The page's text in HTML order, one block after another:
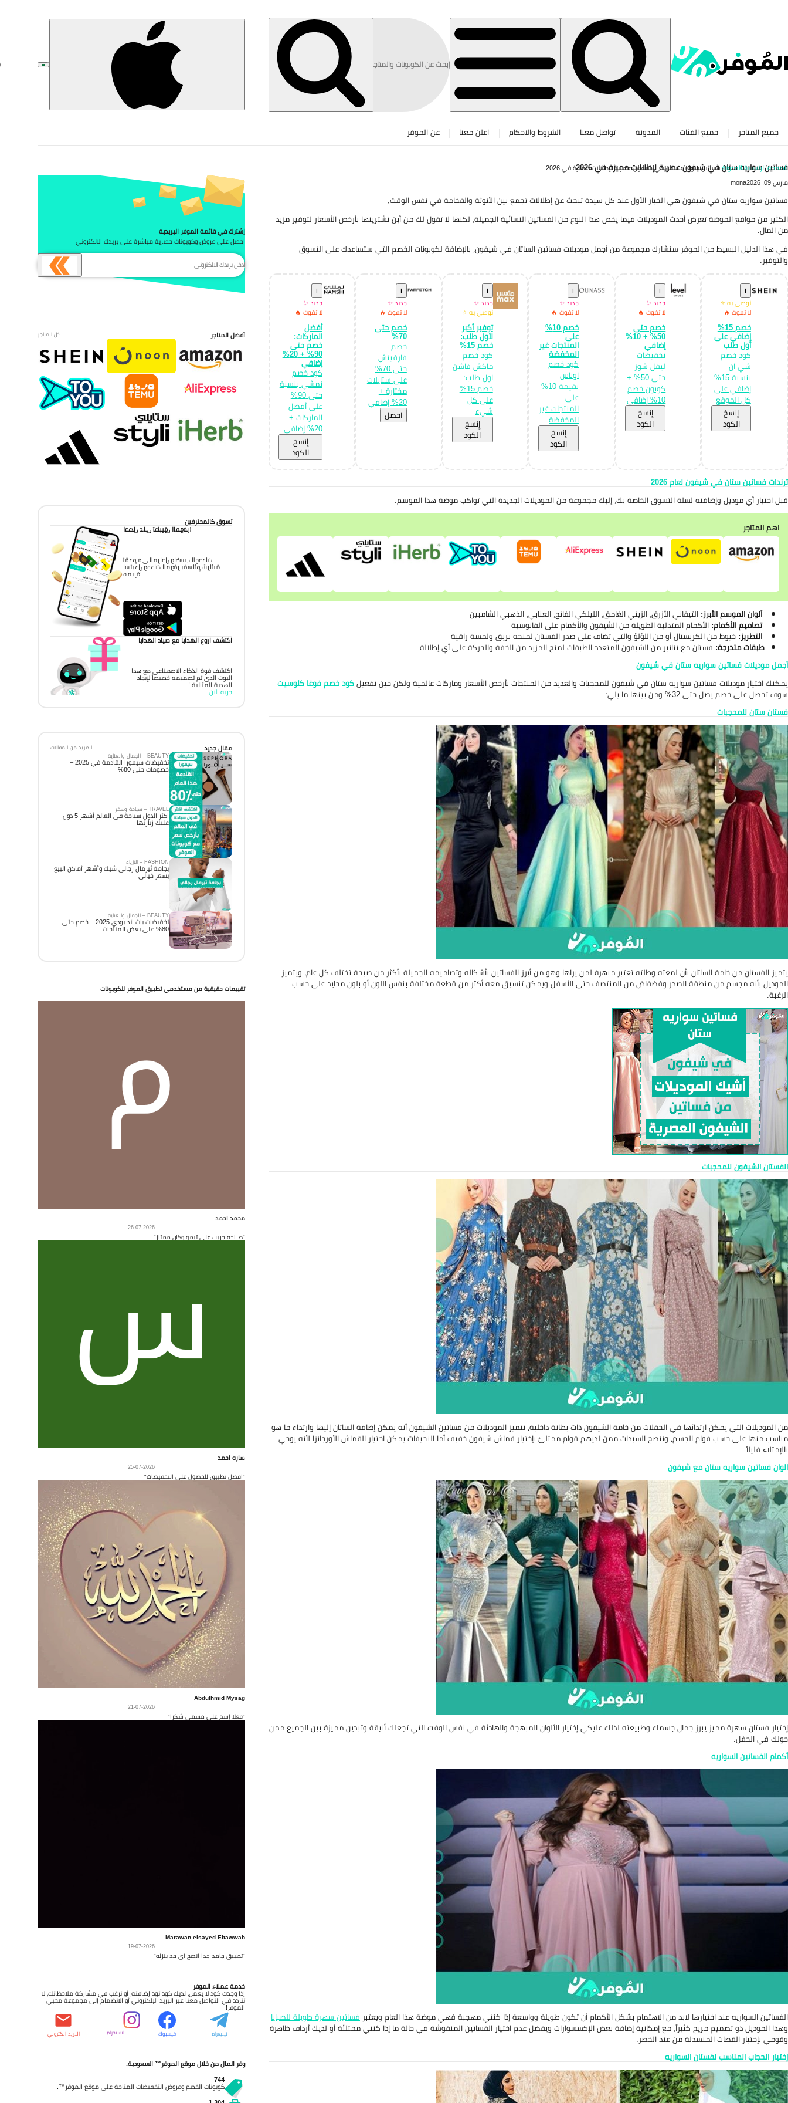
جميع المتاجر جميع الفئات المدونة تواصل معنا الشروط والاحكام اعلن معنا عن الموفر
الصفحة الرئيسيةالمدونةفساتين سواريه ستان في شيفون عصرية لإطلالات مميزة في 2026
فساتين سواريه ستان في شيفون عصرية لإطلالات مميزة في 2026
مارس 09, 2026 mona
فساتين سواريه ستان في شيفون هي الخيار الأول عند كل سيدة تبحث عن إطلالات تجمع بين الأنوثة والفخامة في نفس الوقت,
الكثير من مواقع الموضة تعرض أحدث الموديلات فيما يخص هذا النوع من الفساتين النسائية الجميلة، لكنها لا تقول لك من أين تشترينها بأرخص الأسعار لتوفير مزيد
من المال.
في هذا الدليل البسيط من الموفر سنشارك مجموعة من أجمل موديلات فساتين الساتان في شيفون، بالإضافة لكوبونات الخصم التي ستساعدك على التسوق
والتوفير.
i
نوصي به ⭐
لا تفوت 🔥
خصم 15%
إضافي على
أول طلب
كود خصم
شي ان
بنسبة 15%
إضافي على
كل الموقع
إِنسخ
الكود
i
جديد ✨
لا تفوت 🔥
خصم حتى
50% + 10%
إضافي
تخفيضات
ليفل شوز
حتى 50% +
كوبون خصم
10% إضافي
إِنسخ
الكود
i
جديد ✨
لا تفوت 🔥
خصم 10%
على
المنتجات غير
المخفضة
كود خصم
اوناس
بقيمة 10%
على
المنتجات غير
المخفضة
إِنسخ
الكود
i
جديد ✨
نوصي به ⭐
توفير أكبر
لأول طلب:
خصم 15%
كود خصم
ماكش فاشن
اول طلب:
خصم 15%
على كل
شيء
إِنسخ
الكود
i
جديد ✨
لا تفوت 🔥
خصم حتى
70%
خصم
فارفيتش
حتى 70%
على ستايلات
مختارة +
20% إضافي
احصل
i
جديد ✨
لا تفوت 🔥
أفضل
الماركات:
خصم حتى
90% + 20%
إضافي
كود خصم
نمشي بنسبة
حتى 90%
على أفضل
الماركات +
20% إضافي
إِنسخ
الكود
ترندات فساتين ستان في شيفون لعام 2026
قبل اختيار أي موديل وإضافته لسلة التسوق الخاصة بك، إليك مجموعة من الموديلات الجديدة التي تواكب موضة هذا الموسم.
اهم المتاجر
ألوان الموسم الأبرز: التيفاني الأزرق، الزيتي الغامق، الليلكي الفاتح، العنابي، الذهبي الشامبين
تصاميم الأكمام: الأكمام المتدلية الطويلة من الشيفون والأكمام على الفانوسية
التطريز: خيوط من الكريستال أو من اللؤلؤ والتي تضاف على صدر الفستان لمنحه بريق ولمسة راقية
طبقات متدرجة: فستان مع تنانير من الشيفون المتعدد الطبقات لمنح المزيد من الخفة والحركة على أي إطلالة
أجمل موديلات فساتين سواريه ستان في شيفون
يمكنك اختيار موديلات فساتين سواريه ستان في شيفون للمحجبات والعديد من المنتجات بأرخص الأسعار وماركات عالمية ولكن حين تفعيلكود خصم فوغا كلوسيت
سوف تحصل على خصم يصل حتى 32% ومن بينها ما يلي:
فستان ستان للمحجبات
يتميز الفستان من خامة الساتان بأن لمعته وطلته تعتبر مبهرة لمن يراها وهو من أبرز الفساتين بأشكاله وتصاميمه الجميلة بأكثر من صيحة تختلف كل عام، ويتميز
الموديل بأنه مجسم من منطقة الصدر وفضفاض من المنتصف حتى الأسفل ويمكن تنسيق معه أكثر من قطعة مختلفة بنفس اللون أو بلون محايد على حسب
الرغبة.
الفستان الشيفون للمحجبات
من الموديلات التي يمكن ارتدائها في الحفلات من خامة الشيفون ذات بطانة داخلية، تتميز الموديلات من فساتين الشيفون أنه يمكن إضافة الساتان إليها وارتداء ما هو
مناسب منها على حسب قوام الجسم، وننصح السيدات ممن لديهم قوام ممتلئ بإختيار قماش شيفون خفيف أما النحيفات يمكن اختيار القماش الأورجانزا لأنه يوحي
بالإمتلاء قليلاً.
الوان فساتين سواريه ستان مع شيفون
إختيار فستان سهرة مميز يبرز جمال جسمك وطبيعته لذلك عليكي إختيار الألوان المبهجة والهادئة في نفس الوقت التي تجعلك أنيقة وتبدين مميزة بين الجميع ممن
حولك في الحفل.
أكمام الفساتين السواريه
الفساتين السواريه عند اختيارها لابد من الاهتمام بشكل الأكمام أن تكون طويلة وواسعة إذا كنتي مهجبة فهي موضة هذا العام ويعتبر فساتين سهرة طويلة للصبايا
وهذا الموديل ذو تصميم مريح كثيراً، مع إمكانية إضافة بعض الإكسسوارات ويفضل عدم اختيار الفساتين المنقوشة في حالة ما إذا كنتي ممتلئة أو لديك أرداف ظاهرة
وقومي بإختيار القصات المنسدلة من عند الخصر.
إختيار الحجاب المناسب لفستان السواريه
إشترك في قائمة الموفر البريدية
احصل على عروض وكوبونات حصرية مباشرة على بريدك الالكتروني
أفضل المتاجر كل المتاجر
تسوق كالمحترفين
احصل على تطبيق الموفر!
تقدم في المراحل واكسب الوحدات -
استبدل وحدات الموفر بقسائم شرائية
مميزة!
اكتشف اروع الهدايا مع صياد الهدايا
اكتشف قوة الذكاء الاصطناعي مع هذا
البوت الذي تم تصميمه خصيصاً لإيجاد
الهدية المثالية !
جربه الان
مقال جديد
المزيد من المقالات
BEAUTY – الجمال والعناية
تخفيضات سيفورا القادمة في 2025 –
خصومات حتى 80%
TRAVEL – سياحة وسفر
اكثر الدول سياحة في العالم أشهر 5 دول
عليك زيارتها
FASHION – الازياء
بجامة ثيرمال رجالي شيك وأشهر أماكن البيع
بسعر خيالي
BEAUTY – الجمال والعناية
تخفيضات باث اند بودي 2025 – خصم حتى
80% على بعض المنتجات
تقييمات حقيقية من مستخدمي تطبيق الموفر للكوبونات
محمد احمد
26-07-2026
"صراحه جربت على تيمو وكان ممتاز"
ساره احمد
25-07-2026
"افضل تطبيق للحصول على التخفيضات"
Abdulhmid Mysag
21-07-2026
"فعلا إسم على مسمى شكرا"
Marawan elsayed Eltawwab
19-07-2026
"تطبيق جامد جدا انصح اي حد ينزله"
خدمة عملاء الموفر
إذا وجدت كود لا يعمل، لديك كود تود إضافته، أو ترغب في مشاركة ملاحظاتك، لا
تتردد في التواصل معنا عبر البريد الإلكتروني أو الانضمام إلى مجموعة محبي
الموفر!
تيليغرام فيسبوك انستجرام البريد الكتروني
وفر المال من خلال موقع الموفر™ السعودية.
744
كوبونات الخصم وعروض التخفيضات المتاحة على موقع الموفر™.